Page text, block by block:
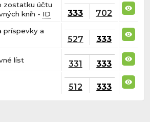
zostatku účtu
kníh - ID 333 702
príspevky a
527 333
líst 331 333
512 333